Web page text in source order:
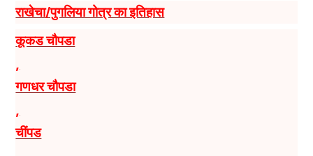
राखेचा/पुगलिया गोत्र का इतिहास
कूकड चौपडा
गणधर चौपडा
चींपड